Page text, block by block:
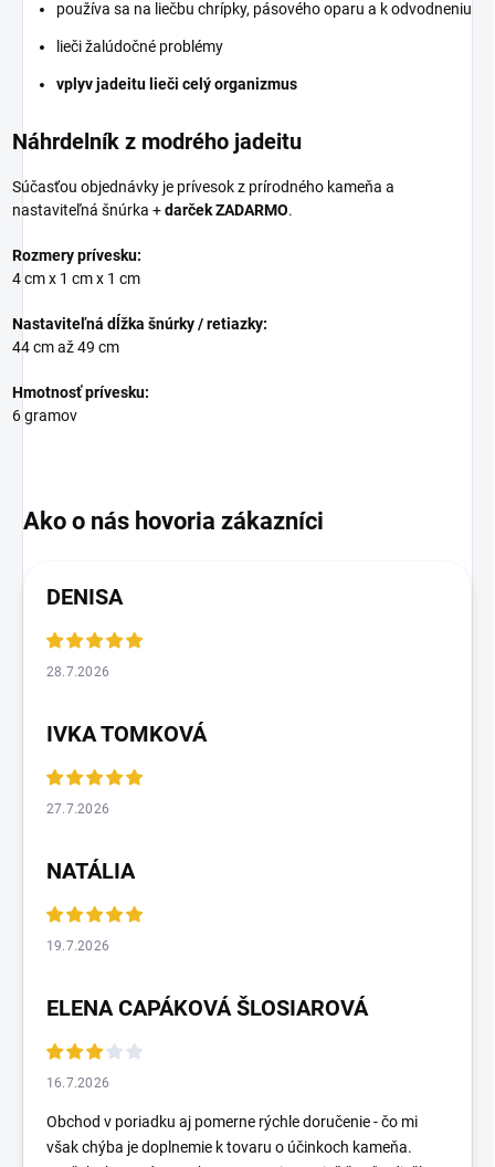
používa sa na liečbu chrípky, pásového oparu a k odvodneniu
lieči žalúdočné problémy
vplyv jadeitu lieči celý organizmus
Náhrdelník z modrého jadeitu
Súčasťou objednávky je prívesok z prírodného kameňa a
nastaviteľná šnúrka +darček ZADARMO.
Rozmery prívesku:
4 cm x 1 cm x 1 cm
Nastaviteľná dĺžka šnúrky / retiazky:
44 cm až 49 cm
Hmotnosť prívesku:
6 gramov
DENISA
28.7.2026
IVKA TOMKOVÁ
27.7.2026
NATÁLIA
19.7.2026
ELENA CAPÁKOVÁ ŠLOSIAROVÁ
16.7.2026
Obchod v poriadku aj pomerne rýchle doručenie - čo mi
však chýba je doplnemie k tovaru o účinkoch kameňa.